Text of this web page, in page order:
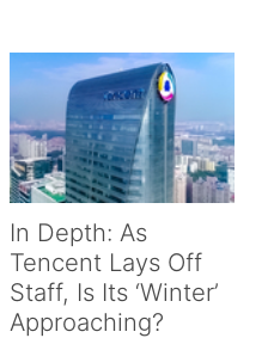
In Depth: As
Tencent Lays Off
Staff, Is Its ‘Winter’
Approaching?